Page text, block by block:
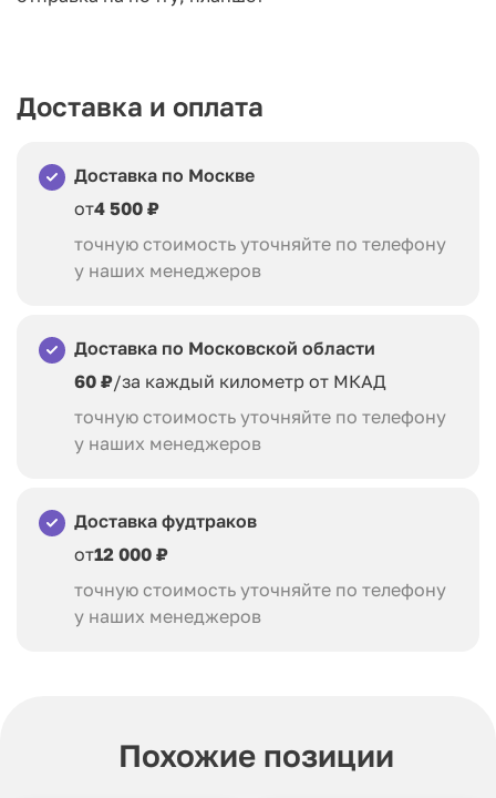
Доставка и оплата
Доставка по Москве
от4 500 ₽
точную стоимость уточняйте по телефону
у наших менеджеров
Доставка по Московской области
60 ₽/за каждый километр от МКАД
точную стоимость уточняйте по телефону
у наших менеджеров
Доставка фудтраков
от12 000 ₽
точную стоимость уточняйте по телефону
у наших менеджеров
Похожие позиции